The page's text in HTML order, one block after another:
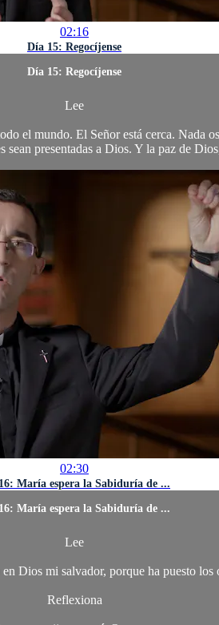
02:16
Día 15: Regocíjense
Día 15: Regocíjense
Lee
el mundo. El Señor está cerca. Nada
sean presentadas a Dios. Y la paz de
02:30
María espera la Sabiduría de ...
María espera la Sabiduría de ...
Lee
Dios mi salvador, porque ha puesto
Reflexiona